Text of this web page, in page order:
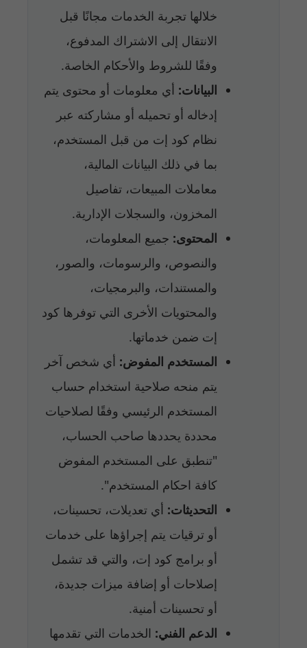
خلالها تجربة الخدمات مجانًا قبل
الانتقال إلى الاشتراك المدفوع،
وفقًا للشروط والأحكام الخاصة.
البيانات: أي معلومات أو محتوى يتم
إدخاله أو تحميله أو مشاركته عبر
نظام كود إت من قبل المستخدم،
بما في ذلك البيانات المالية،
معاملات المبيعات، تفاصيل
المخزون، والسجلات الإدارية.
المحتوى: جميع المعلومات،
والنصوص، والرسومات، والصور،
والمستندات، والبرمجيات،
والمحتويات الأخرى التي توفرها كود
إت ضمن خدماتها.
المستخدم المفوض: أي شخص آخر
يتم منحه صلاحية استخدام حساب
المستخدم الرئيسي وفقًا لصلاحيات
محددة يحددها صاحب الحساب،
"تنطبق على المستخدم المفوض
كافة احكام المستخدم".
التحديثات: أي تعديلات، تحسينات،
أو ترقيات يتم إجراؤها على خدمات
أو برامج كود إت، والتي قد تشمل
إصلاحات أو إضافة ميزات جديدة،
أو تحسينات أمنية.
الدعم الفني: الخدمات التي تقدمها